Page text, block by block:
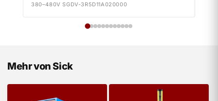
380–480V SGDV-3R5D11A020000
Mehr von Sick